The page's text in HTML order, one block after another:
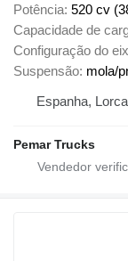
Potência 520 cv
Capacidade de
Configuração do
Suspensão mola/
Espanha,
Pemar Trucks